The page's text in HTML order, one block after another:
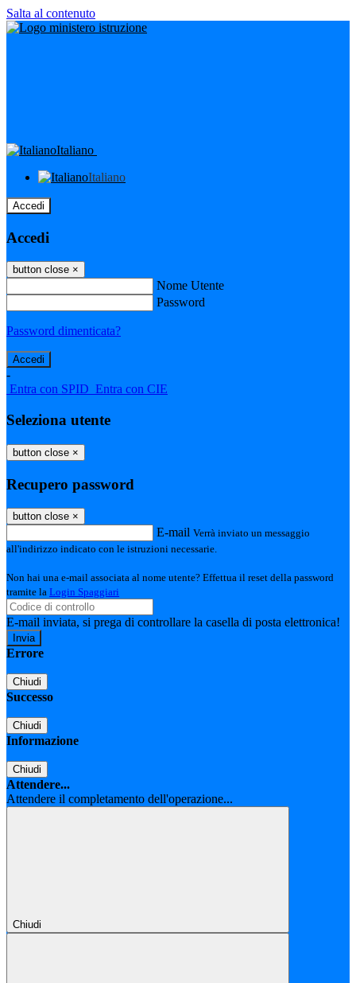
Salta al contenuto
Italiano
Italiano
Accedi
Accedi
button close ×
Nome Utente
Password
Password dimenticata?
-
Entra con SPID Entra con CIE
Seleziona utente
button close ×
Recupero password
button close ×
E-mail Verrà inviato un messaggio
all'indirizzo indicato con le istruzioni necessarie.
Non hai una e-mail associata al nome utente? Effettua il reset della password
tramite la Login Spaggiari
E-mail inviata, si prega di controllare la casella di posta elettronica!
Errore
Chiudi
Successo
Chiudi
Informazione
Chiudi
Attendere...
Attendere il completamento dell'operazione...
Chiudi